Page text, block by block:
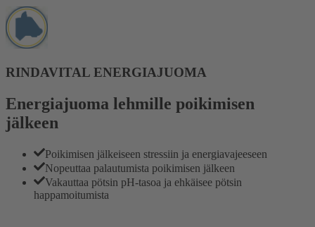
RINDAVITAL ENERGIAJUOMA
Energiajuoma lehmille poikimisen
jälkeen
Poikimisen jälkeiseen stressiin ja energiavajeeseen
Nopeuttaa palautumista poikimisen jälkeen
Vakauttaa pötsin pH-tasoa ja ehkäisee pötsin
happamoitumista